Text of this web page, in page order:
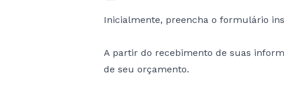
Inicialmente, preencha o formulário
A partir do recebimento de suas
de seu orçamento.